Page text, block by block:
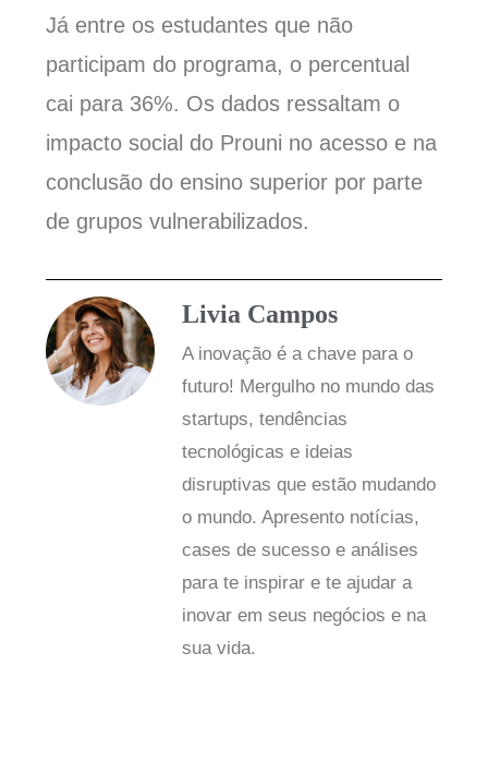
Já entre os estudantes que não
participam do programa, o percentual
cai para 36%. Os dados ressaltam o
impacto social do Prouni no acesso e na
conclusão do ensino superior por parte
de grupos vulnerabilizados.
Livia Campos
A inovação é a chave para o
futuro! Mergulho no mundo das
startups, tendências
tecnológicas e ideias
disruptivas que estão mudando
o mundo. Apresento notícias,
cases de sucesso e análises
para te inspirar e te ajudar a
inovar em seus negócios e na
sua vida.